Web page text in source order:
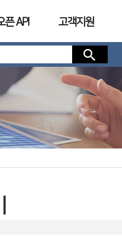
픈 API 고객지원
검색